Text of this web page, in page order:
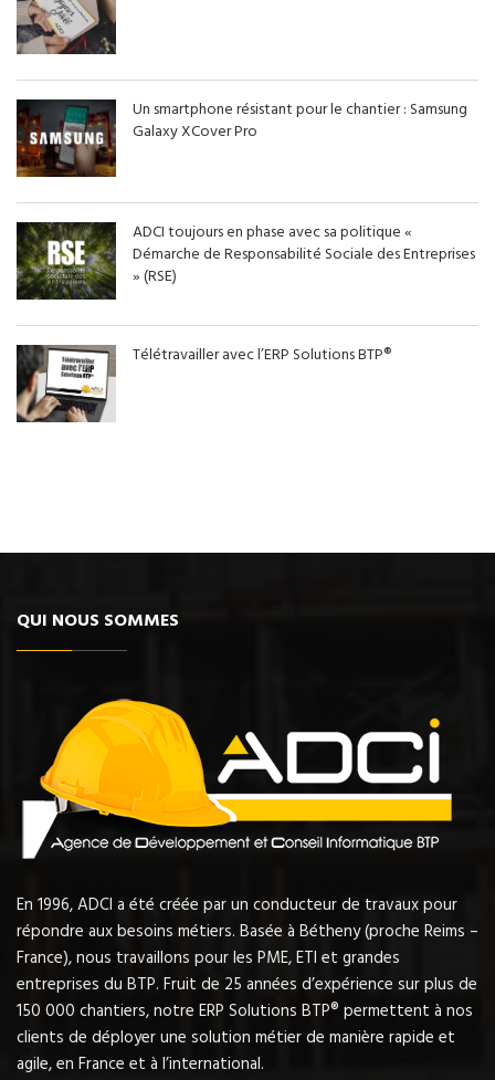
Un smartphone résistant pour le chantier : Samsung
Galaxy XCover Pro
ADCI toujours en phase avec sa politique «
Démarche de Responsabilité Sociale des Entreprises
» (RSE)
Télétravailler avec l’ERP Solutions BTP®
QUI NOUS SOMMES
En 1996, ADCI a été créée par un conducteur de travaux pour
répondre aux besoins métiers. Basée à Bétheny (proche Reims –
France), nous travaillons pour les PME, ETI et grandes
entreprises du BTP. Fruit de 25 années d’expérience sur plus de
150 000 chantiers, notre ERP Solutions BTP® permettent à nos
clients de déployer une solution métier de manière rapide et
agile, en France et à l’international.